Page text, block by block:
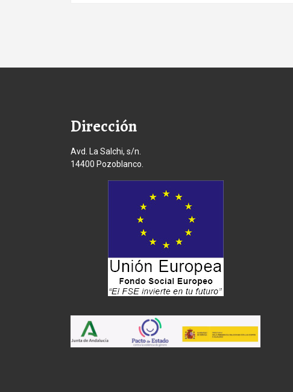
Dirección
Avd. La Salchi, s/n.
14400 Pozoblanco.